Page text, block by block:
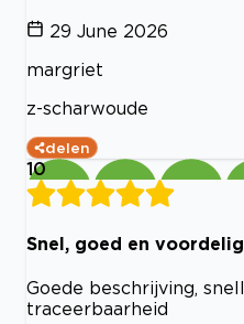
29 June 2026
margriet
z-scharwoude
delen
10
Snel, goed en voordelig
Goede beschrijving,
traceerbaarheid